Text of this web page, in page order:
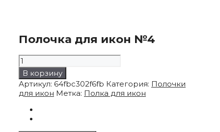
Полочка для икон №4
Количество
товара
Полочка
для
икон
В корзину
Артикул: 64fbc302f6fb Категория: Полочки
для икон Метка: Полка для икон